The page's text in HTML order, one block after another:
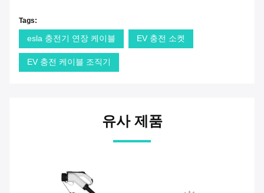
Tags:
esla 충전기 연장 케이블 EV 충전 소켓
EV 충전 케이블 조직기
유사 제품